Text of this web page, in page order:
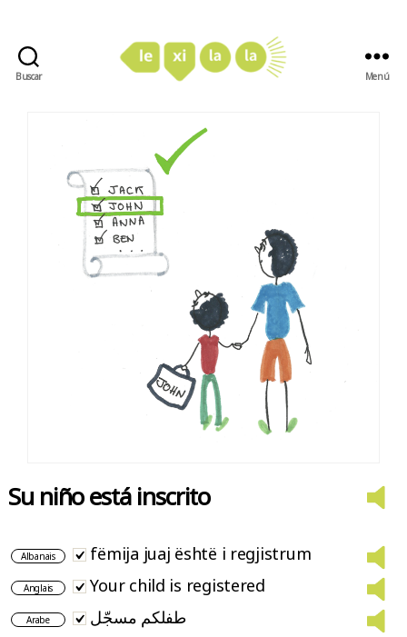
Buscar Menú
Su niño está inscrito
Albanais fëmija juaj është i regjistrum
Anglais Your child is registered
Arabe طفلكم مسجّل